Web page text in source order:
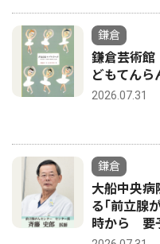
鎌倉
鎌倉芸術館
どもてんら
2026.07.31
鎌倉
大船中央
る｢前立腺
時から 要